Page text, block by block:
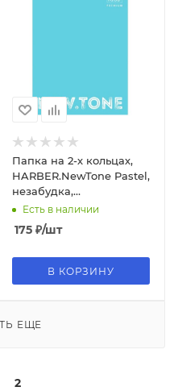
Папка на 2-х кольцах,
HARBER.NewTone Pastel,
незабудка,
369586;ПК5_05025
Есть в наличии
175 ₽/шт
В КОРЗИНУ
ЕЩЕ
2